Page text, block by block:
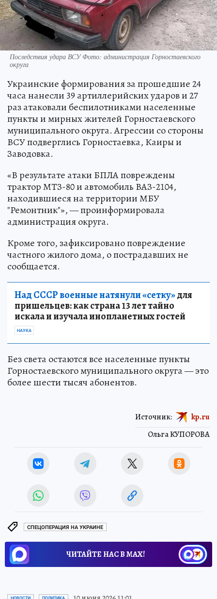
Последствия удара ВСУ Фото: администрация Горностаевского
округа
Украинские формирования за прошедшие 24
часа нанесли 39 артиллерийских ударов и 27
раз атаковали беспилотниками населенные
пункты и мирных жителей Горностаевского
муниципального округа. Агрессии со стороны
ВСУ подверглись Горностаевка, Каиры и
Заводовка.
«В результате атаки БПЛА повреждены
трактор МТЗ-80 и автомобиль ВАЗ-2104,
находившиеся на территории МБУ
"Ремонтник"», — проинформировала
администрация округа.
Кроме того, зафиксировано повреждение
частного жилого дома, о пострадавших не
сообщается.
Над СССР военные натянули «сетку»для
пришельцев: как страна 13 лет тайно
искала и изучала инопланетных гостей
НАУКА
Без света остаются все населенные пункты
Горностаевского муниципального округа — это
более шести тысяч абонентов.
Ольга КУПОРОВА
Источник: kp.ru
СПЕЦОПЕРАЦИЯ НА УКРАИНЕ
ЧИТАЙТЕ НАС В МАХ!